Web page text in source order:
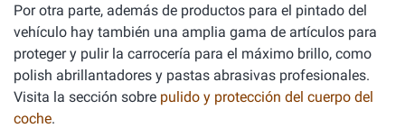
Por otra parte, además de productos para el pintado del
vehículo hay también una amplia gama de artículos para
proteger y pulir la carrocería para el máximo brillo, como
polish abrillantadores y pastas abrasivas profesionales.
Visita la sección sobre pulido y protección del cuerpo del
coche.